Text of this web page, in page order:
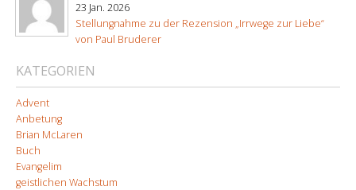
23 Jan. 2026
Stellungnahme zu der Rezension „Irrwege zur Liebe“
von Paul Bruderer
KATEGORIEN
Advent
Anbetung
Brian McLaren
Buch
Evangelim
geistlichen Wachstum